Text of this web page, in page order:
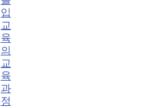
입
교
육
의
교
육
과
정